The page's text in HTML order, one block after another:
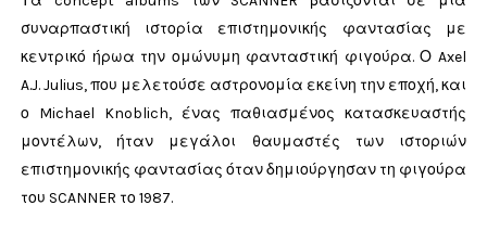
συναρπαστική ιστορία επιστημονικής φαντασίας με
κεντρικό ήρωα την ομώνυμη φανταστική φιγούρα. Ο Axel
A.J. Julius, που μελετούσε αστρονομία εκείνη την εποχή, και
ο Michael Knoblich, ένας παθιασμένος κατασκευαστής
μοντέλων, ήταν μεγάλοι θαυμαστές των ιστοριών
επιστημονικής φαντασίας όταν δημιούργησαν τη φιγούρα
του SCANNER το 1987.